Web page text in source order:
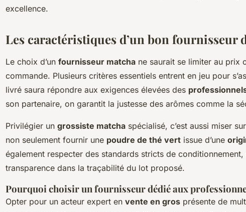
excellence.
Les caractéristiques d’un bon fournisseur
Le choix d’un fournisseur matcha ne saurait se limiter au prix
commande. Plusieurs critères essentiels entrent en jeu pour
livré saura répondre aux exigences élevées des
son partenaire, on garantit la justesse des arômes comme la
Privilégier un grossiste matcha spécialisé, c’est aussi miser
non seulement fournir une poudre de thé vert issue d’une
également respecter des standards stricts de
transparence dans la traçabilité du lot proposé.
Pourquoi choisir un fournisseur dédié aux
Opter pour un acteur expert en vente en gros présente de